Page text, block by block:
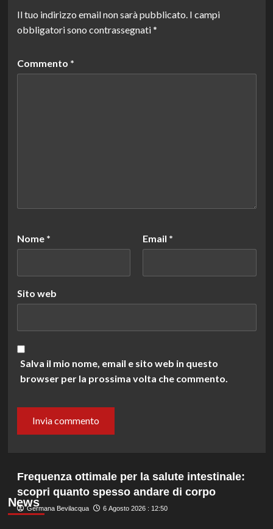
Il tuo indirizzo email non sarà pubblicato. I campi
obbligatori sono contrassegnati*
Commento *
Nome * Email *
Sito web
Salva il mio nome, email e sito web in questo
browser per la prossima volta che commento.
News
Frequenza ottimale per la salute intestinale:
scopri quanto spesso andare di corpo
Germana Bevilacqua 6 Agosto 2026 : 12:50